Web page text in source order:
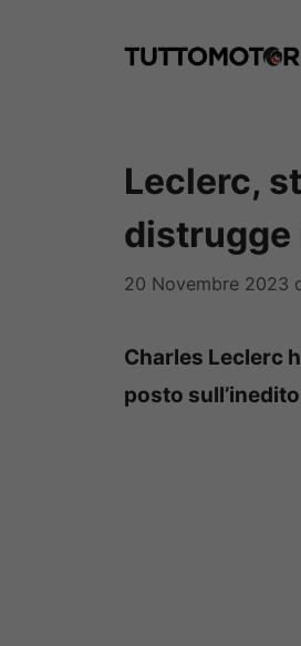
Leclerc,
distrugge
20 Novembre 2023
Charles Leclerc
posto